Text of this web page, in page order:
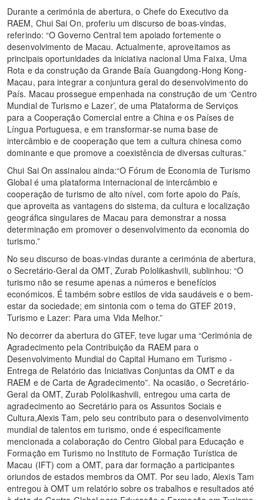
Durante a cerimónia de abertura, o Chefe do Executivo da
RAEM, Chui Sai On, proferiu um discurso de boas-vindas,
referindo: “O Governo Central tem apoiado fortemente o
desenvolvimento de Macau. Actualmente, aproveitamos as
principais oportunidades da iniciativa nacional Uma Faixa, Uma
Rota e da construção da Grande Baía Guangdong-Hong Kong-
Macau, para integrar a conjuntura geral do desenvolvimento do
País. Macau prossegue empenhada na construção de um ‘Centro
Mundial de Turismo e Lazer’, de uma Plataforma de Serviços
para a Cooperação Comercial entre a China e os Países de
Língua Portuguesa, e em transformar-se numa base de
intercâmbio e de cooperação que tem a cultura chinesa como
dominante e que promove a coexistência de diversas culturas.”
Chui Sai On assinalou ainda:“O Fórum de Economia de Turismo
Global é uma plataforma internacional de intercâmbio e
cooperação de turismo de alto nível, com forte apoio do País,
que aproveita as vantagens do sistema, da cultura e localização
geográfica singulares de Macau para demonstrar a nossa
determinação em promover o desenvolvimento da economia do
turismo.”
No seu discurso de boas-vindas durante a cerimónia de abertura,
o Secretário-Geral da OMT, Zurab Pololikashvili, sublinhou: “O
turismo não se resume apenas a números e benefícios
económicos. É também sobre estilos de vida saudáveis e o bem-
estar da sociedade; em sintonia com o tema do GTEF 2019,
Turismo e Lazer: Para uma Vida Melhor.”
No decorrer da abertura do GTEF, teve lugar uma “Cerimónia de
Agradecimento pela Contribuição da RAEM para o
Desenvolvimento Mundial do Capital Humano em Turismo -
Entrega de Relatório das Iniciativas Conjuntas da OMT e da
RAEM e de Carta de Agradecimento”. Na ocasião, o Secretário-
Geral da OMT, Zurab Pololikashvili, entregou uma carta de
agradecimento ao Secretário para os Assuntos Sociais e
Cultura,Alexis Tam, pelo seu contributo para o desenvolvimento
mundial de talentos em turismo, onde é especificamente
mencionada a colaboração do Centro Global para Educação e
Formação em Turismo no Instituto de Formação Turística de
Macau (IFT) com a OMT, para dar formação a participantes
oriundos de estados membros da OMT. Por seu lado, Alexis Tam
entregou à OMT um relatório sobre os trabalhos e resultados até